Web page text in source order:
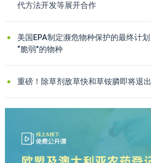
代方法开发等展开合作
美国EPA制定濒危物种保护的最终计
“脆弱”的物种
重磅！除草剂敌草快和草铵膦即将退